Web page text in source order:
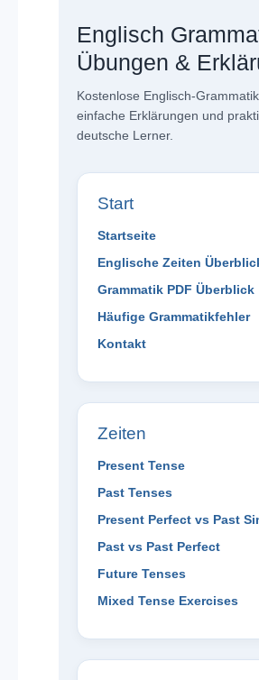
Englisch
Übungen &
Kostenlose Englisch-
einfache Erklärungen und
deutsche Lerner.
Start
Startseite
Englische Zeiten
Grammatik PDF Überblick
Häufige Grammatikfehler
Kontakt
Zeiten
Present Tense
Past Tenses
Present Perfect vs Past
Past vs Past Perfect
Future Tenses
Mixed Tense Exercises